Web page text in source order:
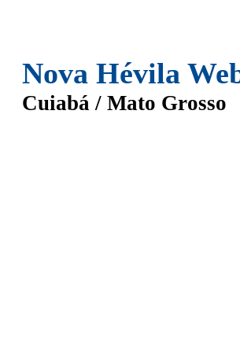
Nova Hévila
Cuiabá / Mato Grosso